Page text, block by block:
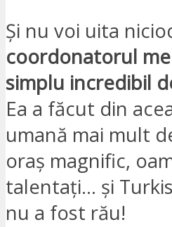
Și nu voi uita
coordonatorul
simplu incredibil
Ea a făcut din
umană mai mult
oraș magnific,
talentați… și
nu a fost rău!